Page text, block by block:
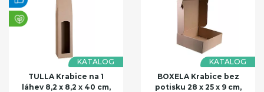
KATALOG
TULLA Krabice na 1
láhev 8,2 x 8,2 x 40 cm,
KATALOG
BOXELA Krabice bez
potisku 28 x 25 x 9 cm,